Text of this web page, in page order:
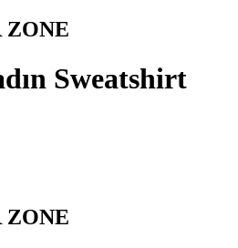
ZONE
Sweatshirt
ZONE